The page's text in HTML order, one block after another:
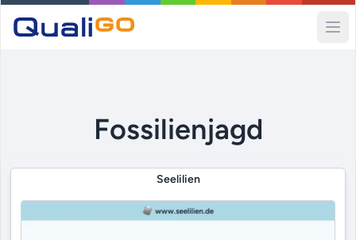
Fossilienjagd
Seelilien